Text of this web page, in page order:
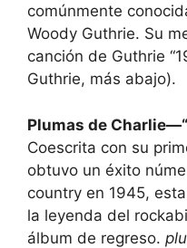
comúnmente
Woody Guthrie. Su
canción de Guthrie
Guthrie, más abajo).
Plumas de
Coescrita con su
obtuvo un éxito
country en 1945,
la leyenda del
álbum de regreso.